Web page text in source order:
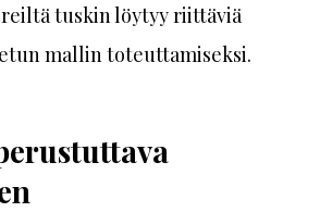
tuskin löytyy riittäviä
mallin toteuttamiseksi.